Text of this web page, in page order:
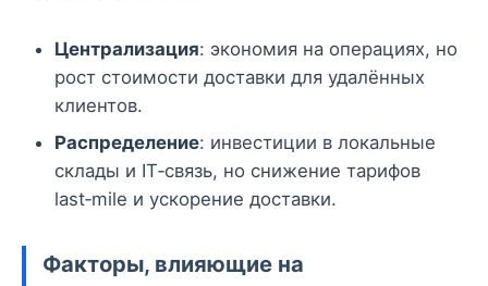
Централизация: экономия на операциях, но
рост стоимости доставки для удалённых
клиентов.
Распределение: инвестиции в локальные
склады и IT‑связь, но снижение тарифов
last‑mile и ускорение доставки.
Факторы, влияющие на